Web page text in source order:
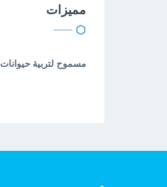
مميزات
مسموح لتربية حيوانات